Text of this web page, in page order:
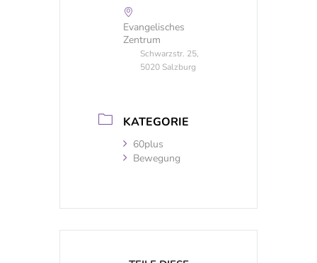
Evangelisches
Zentrum
Schwarzstr. 25,
5020 Salzburg
KATEGORIE
60plus
Bewegung